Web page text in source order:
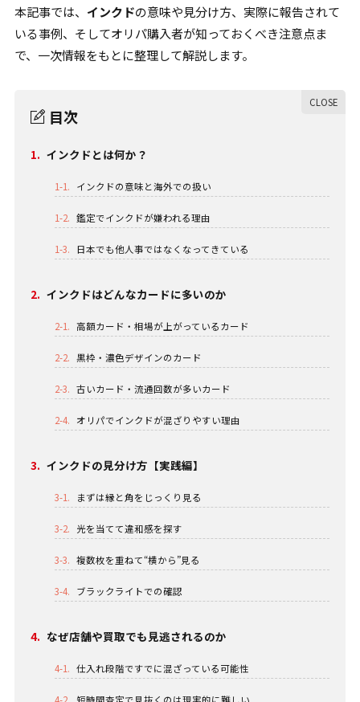
本記事では、 インクドの意味や見分け方、実際に報告されて
いる事例、そしてオリパ購入者が知っておくべき注意点ま
で、一次情報をもとに整理して解説します。
目次
1. インクドとは何か？
1-1. インクドの意味と海外での扱い
1-2. 鑑定でインクドが嫌われる理由
1-3. 日本でも他人事ではなくなってきている
2. インクドはどんなカードに多いのか
2-1. 高額カード・相場が上がっているカード
2-2. 黒枠・濃色デザインのカード
2-3. 古いカード・流通回数が多いカード
2-4. オリパでインクドが混ざりやすい理由
3. インクドの見分け方【実践編】
3-1. まずは縁と角をじっくり見る
3-2. 光を当てて違和感を探す
3-3. 複数枚を重ねて“横から”見る
3-4. ブラックライトでの確認
4. なぜ店舗や買取でも見逃されるのか
4-1. 仕入れ段階ですでに混ざっている可能性
4-2. 短時間査定で見抜くのは現実的に難しい